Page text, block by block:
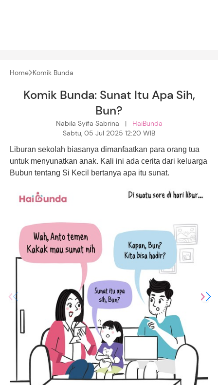
Home Komik Bunda
Komik Bunda: Sunat Itu Apa Sih,
Bun?
Nabila Syifa Sabrina | HaiBunda
Sabtu, 05 Jul 2025 12:20 WIB
Liburan sekolah biasanya dimanfaatkan para orang tua
untuk menyunatkan anak. Kali ini ada cerita dari keluarga
Bubun tentang Si Kecil bertanya apa itu sunat.